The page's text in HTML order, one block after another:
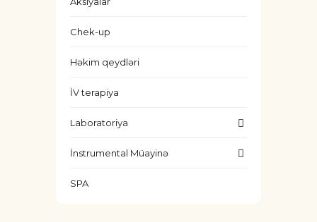
Chek-up
Həkim qeydləri
İV terapiya
Laboratoriya
İnstrumental Müayinə
SPA